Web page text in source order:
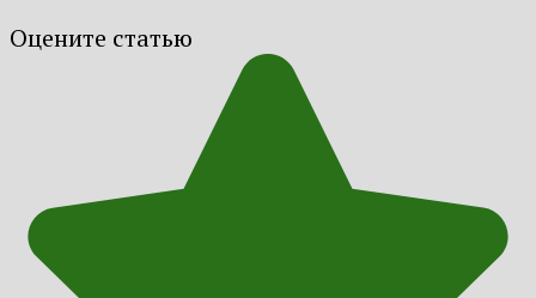
Оцените статью